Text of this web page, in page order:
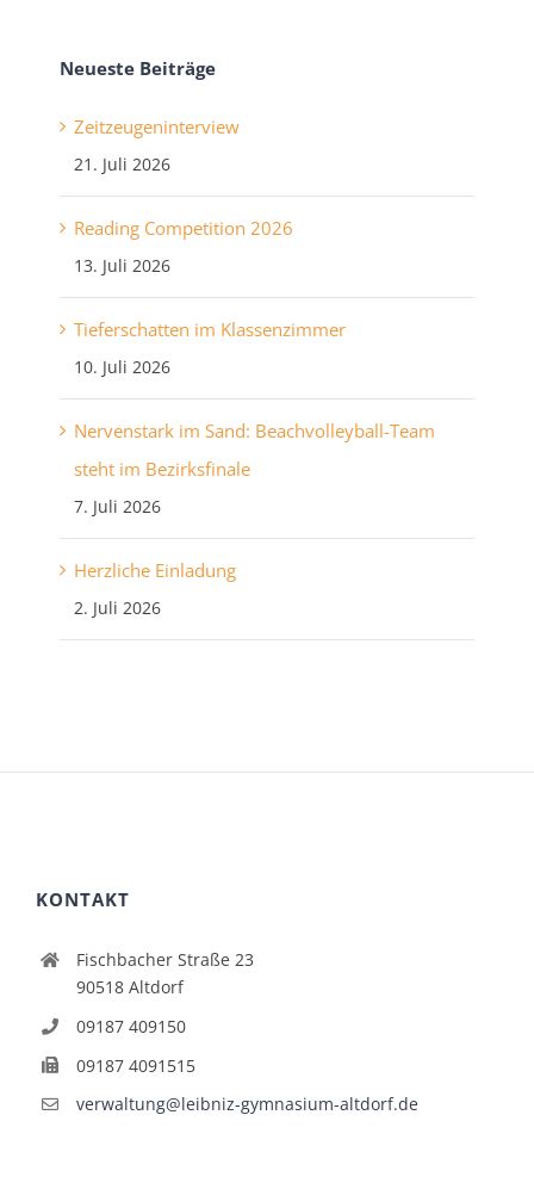
Neueste Beiträge
Zeitzeugeninterview
21. Juli 2026
Reading Competition 2026
13. Juli 2026
Tieferschatten im Klassenzimmer
10. Juli 2026
Nervenstark im Sand: Beachvolleyball-Team
steht im Bezirksfinale
7. Juli 2026
Herzliche Einladung
2. Juli 2026
KONTAKT
Fischbacher Straße 23
90518 Altdorf
09187 409150
09187 4091515
verwaltung@leibniz-gymnasium-altdorf.de